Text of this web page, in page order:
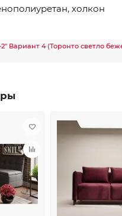
холкон
Вариант 4 (Торонто светло